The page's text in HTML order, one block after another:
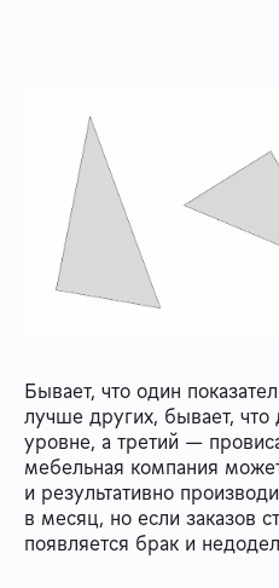
Бывает, что один
лучше других, бывает,
уровне, а третий —
мебельная компания
и результативно
в месяц, но если заказов
появляется брак и